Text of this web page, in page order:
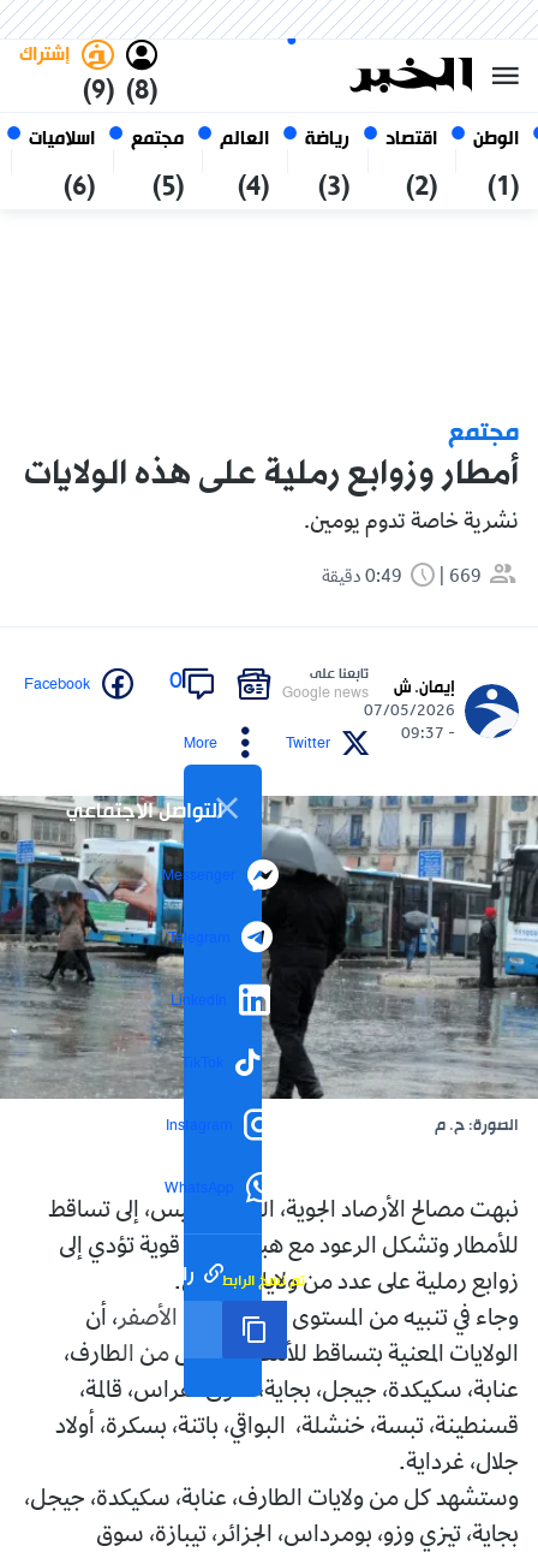
الوطن
(1)
اقتصاد
(2)
رياضة
(3)
العالم
(4)
مجتمع
(5)
اسلاميات
(6)
(8)
إشتراك
(9)
06 أغسطس 2026
الجزائر
مجتمع
أمطار وزوابع رملية على هذه الولايات
نشرية خاصة تدوم يومين.
669
إيمان. ش
07/05/2026
- 09:37
تابعنا على
Google news
0
Facebook
Twitter
More
التواصل الاجتماعي
Messenger
Telegram
LinkedIn
TikTok
Instagram
WhatsApp
رابط مختصر تم نسخ الرابط
الصورة: ح. م
نبهت مصالح الأرصاد الجوية، اليوم الخميس، إلى تساقط
للأمطار وتشكل الرعود مع هبوب رياح قوية تؤدي إلى
زوابع رملية على عدد من ولايات الوطن.
وجاء في تنبيه من المستوى الأول باللون الأصفر، أن
الولايات المعنية بتساقط للأمطار هي كل من الطارف،
عنابة، سكيكدة، جيجل، بجاية، سوق أهراس، قالمة،
قسنطينة، تبسة، خنشلة، البواقي، باتنة، بسكرة، أولاد
جلال، غرداية.
وستشهد كل من ولايات الطارف، عنابة، سكيكدة، جيجل،
بجاية، تيزي وزو، بومرداس، الجزائر، تيبازة، سوق